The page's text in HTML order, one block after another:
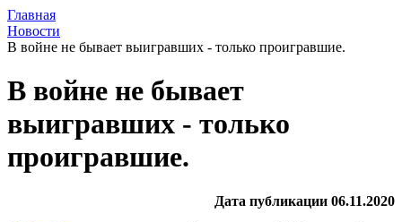
Главная
Новости
В войне не бывает выигравших - только проигравшие.
В войне не бывает
выигравших - только
проигравшие.
Дата публикации 06.11.2020